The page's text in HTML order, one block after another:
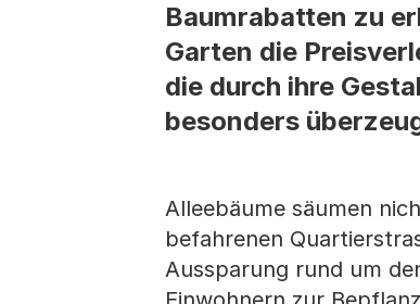
Baumrabatten zu
Garten die
die durch ihre
besonders
Alleebäume säumen
befahrenen
Aussparung rund um